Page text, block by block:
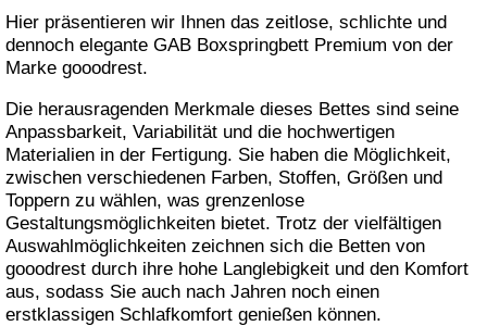
Hier präsentieren wir Ihnen das zeitlose, schlichte und
dennoch elegante GAB Boxspringbett Premium von der
Marke gooodrest.
Die herausragenden Merkmale dieses Bettes sind seine
Anpassbarkeit, Variabilität und die hochwertigen
Materialien in der Fertigung. Sie haben die Möglichkeit,
zwischen verschiedenen Farben, Stoffen, Größen und
Toppern zu wählen, was grenzenlose
Gestaltungsmöglichkeiten bietet. Trotz der vielfältigen
Auswahlmöglichkeiten zeichnen sich die Betten von
gooodrest durch ihre hohe Langlebigkeit und den Komfort
aus, sodass Sie auch nach Jahren noch einen
erstklassigen Schlafkomfort genießen können.